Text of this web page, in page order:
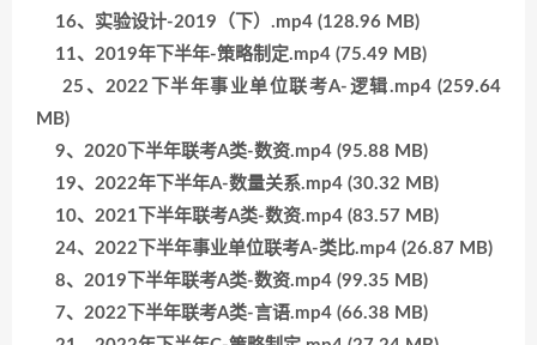
16、实验设计-2019（下）.mp4 (128.96 MB)
11、2019年下半年-策略制定.mp4 (75.49 MB)
25、2022下半年事业单位联考A-逻辑.mp4 (259.64
MB)
9、2020下半年联考A类-数资.mp4 (95.88 MB)
19、2022年下半年A-数量关系.mp4 (30.32 MB)
10、2021下半年联考A类-数资.mp4 (83.57 MB)
24、2022下半年事业单位联考A-类比.mp4 (26.87 MB)
8、2019下半年联考A类-数资.mp4 (99.35 MB)
7、2022下半年联考A类-言语.mp4 (66.38 MB)